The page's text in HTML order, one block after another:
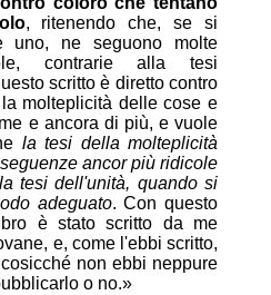
, ritenendo che, se si
uno, ne seguono molte
contrarie alla tesi
scritto è diretto contro
molteplicità delle cose e
e ancora di più, e vuole
la tesi della molteplicità
ancor più ridicole
tesi dell'unità, quando si
adeguato. Con questo
è stato scritto da me
e, come l'ebbi scritto,
non ebbi neppure
o no.»